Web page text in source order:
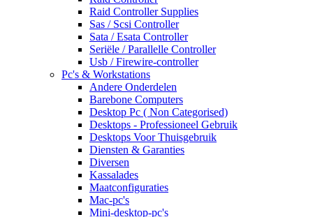
Raid Controller Supplies
Sas / Scsi Controller
Sata / Esata Controller
Seriële / Parallelle Controller
Usb / Firewire-controller
Pc's & Workstations
Andere Onderdelen
Barebone Computers
Desktop Pc ( Non Categorised)
Desktops - Professioneel Gebruik
Desktops Voor Thuisgebruik
Diensten & Garanties
Diversen
Kassalades
Maatconfiguraties
Mac-pc's
Mini-desktop-pc's